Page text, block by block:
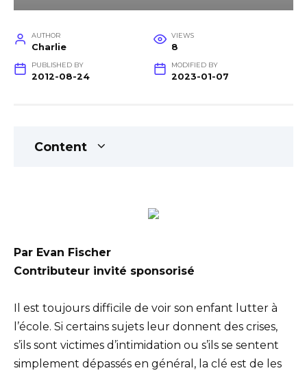
AUTHOR
Charlie
VIEWS
8
PUBLISHED BY
2012-08-24
MODIFIED BY
2023-01-07
Content
Par Evan Fischer
Contributeur invité sponsorisé
Il est toujours difficile de voir son enfant lutter à
l’école. Si certains sujets leur donnent des crises,
s’ils sont victimes d’intimidation ou s’ils se sentent
simplement dépassés en général, la clé est de les